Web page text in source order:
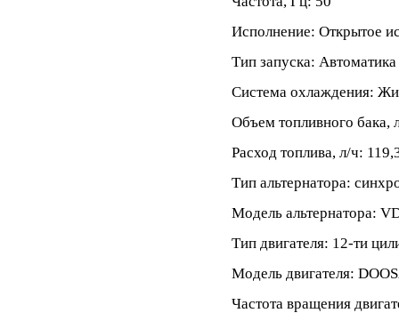
Исполнение: Открытое
Тип запуска: Автоматика
Система охлаждения:
Объем топливного бака,
Расход топлива, л/ч:
Тип альтернатора:
Модель альтернатора:
Тип двигателя: 12-ти
Модель двигателя:
Частота вращения